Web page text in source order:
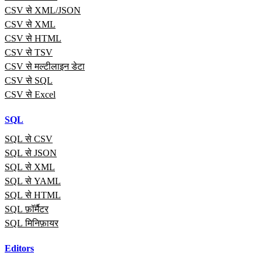
CSV से XML/JSON
CSV से XML
CSV से HTML
CSV से TSV
CSV से मल्टीलाइन डेटा
CSV से SQL
CSV से Excel
SQL
SQL से CSV
SQL से JSON
SQL से XML
SQL से YAML
SQL से HTML
SQL फ़ॉर्मैटर
SQL मिनिफ़ायर
Editors